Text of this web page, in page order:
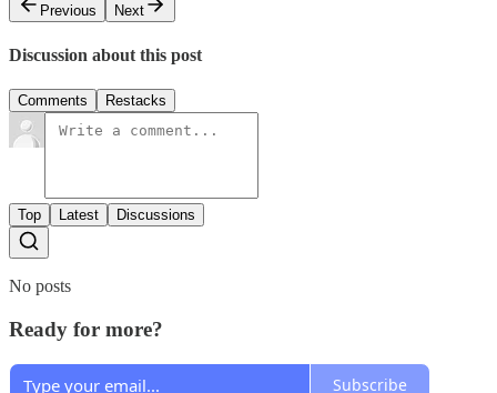
Previous
Next
Discussion about this post
Comments Restacks
Top Latest Discussions
No posts
Ready for more?
Subscribe